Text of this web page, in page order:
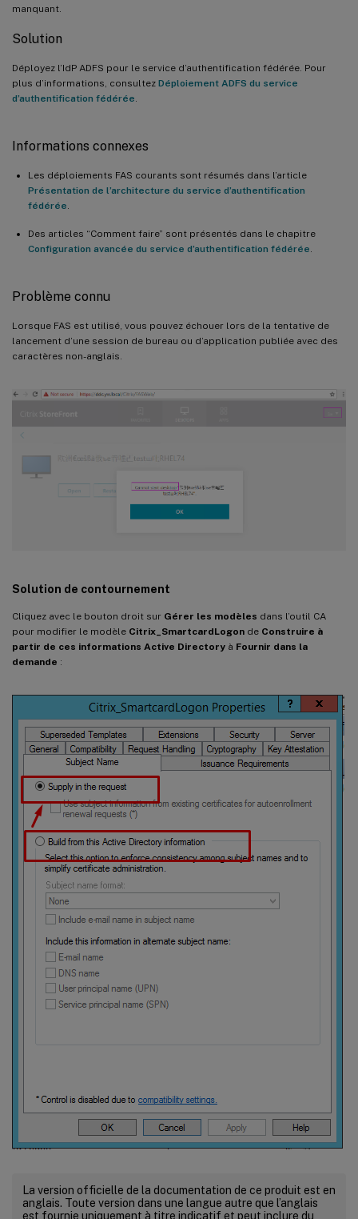
manquant.
Solution
Déployez l’IdP ADFS pour le service d’authentification fédérée. Pour
plus d’informations, consultez Déploiement ADFS du service
d’authentification fédérée
Informations connexes
Les déploiements FAS courants sont résumés dans l’article
Présentation de l’architecture du service d’authentification
fédérée
Des articles “Comment faire” sont présentés dans le chapitre
Configuration avancée du service d’authentification fédérée
Problème connu
Lorsque FAS est utilisé, vous pouvez échouer lors de la tentative de
lancement d’une session de bureau ou d’application publiée avec des
caractères non-anglais.
Solution de contournement
Cliquez avec le bouton droit sur Gérer les modèles dans l’outil CA
pour modifier le modèle Citrix_SmartcardLogon de Construire à
partir de ces informations Active Directory à Fournir dans la
demande :
La version officielle de la documentation de ce produit est en
anglais. Toute version dans une langue autre que l’anglais
est fournie uniquement à titre indicatif et peut inclure du